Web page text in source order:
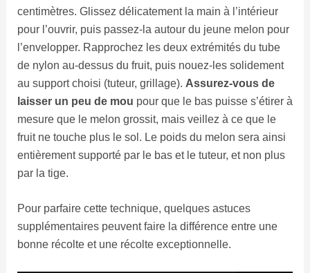
centimètres. Glissez délicatement la main à l’intérieur
pour l’ouvrir, puis passez-la autour du jeune melon pour
l’envelopper. Rapprochez les deux extrémités du tube
de nylon au-dessus du fruit, puis nouez-les solidement
au support choisi (tuteur, grillage). Assurez-vous de
laisser un peu de mou pour que le bas puisse s’étirer à
mesure que le melon grossit, mais veillez à ce que le
fruit ne touche plus le sol. Le poids du melon sera ainsi
entièrement supporté par le bas et le tuteur, et non plus
par la tige.
Pour parfaire cette technique, quelques astuces
supplémentaires peuvent faire la différence entre une
bonne récolte et une récolte exceptionnelle.